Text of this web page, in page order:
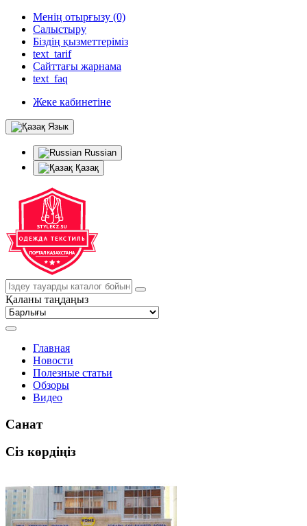
Менің отырғызу (0)
Салыстыру
Біздің қызметтеріміз
text_tarif
Сайттағы жарнама
text_faq
Жеке кабинетіне
Язык
Russian
Қазақ
Қаланы таңдаңыз
Главная
Новости
Полезные статьи
Обзоры
Видео
Санат
Сіз көрдіңіз